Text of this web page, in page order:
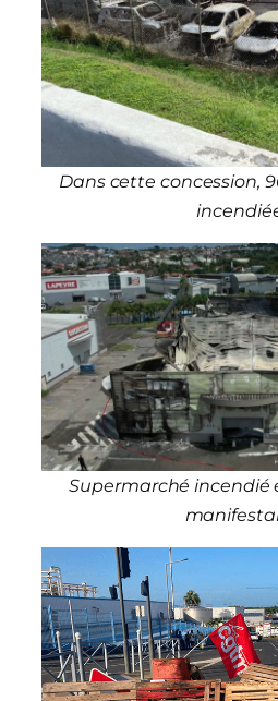
Dans cette concession,
Supermarché incendié